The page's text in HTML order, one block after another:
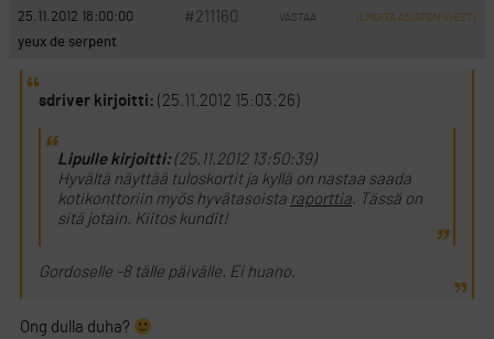
25.11.2012 18:00:00 #211160 VASTAA ILMOITA ASIATON VIESTI
yeux de serpent
sdriver kirjoitti: (25.11.2012 15:03:26)
Lipulle kirjoitti:(25.11.2012 13:50:39)
Hyvältä näyttää tuloskortit ja kyllä on nastaa saada
kotikonttoriin myös hyvätasoista raporttia. Tässä on
sitä jotain. Kiitos kundit!
Gordoselle -8 tälle päivälle. Ei huano.
Ong dulla duha?